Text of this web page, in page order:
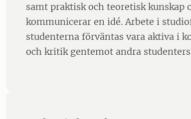
samt praktisk och teoretisk kunskap
kommunicerar en idé. Arbete i
studenterna förväntas vara aktiva i
och kritik gentemot andra